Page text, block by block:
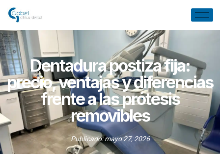
Dentadura postiza fija:
precio, ventajas y diferencias
frente a las prótesis
removibles
Publicado:mayo 27, 2026